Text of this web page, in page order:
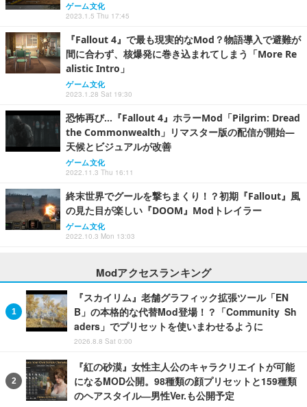
ゲーム文化
2023.1.5 Thu 17:45
『Fallout 4』で最も現実的なMod？物語導入で避難が
間に合わず、核爆発に巻き込まれてしまう「More Re
alistic Intro」
ゲーム文化
2023.1.28 Sat 19:30
恐怖再び…『Fallout 4』ホラーMod「Pilgrim: Dread
the Commonwealth」リマスター版の配信が開始―
天候とビジュアルが改善
ゲーム文化
2022.11.3 Thu 16:11
終末世界でグールを撃ちまくり！？初期『Fallout』風
の見た目が楽しい『DOOM』Modトレイラー
ゲーム文化
2022.10.3 Mon 13:03
Modアクセスランキング
『スカイリム』老舗グラフィック拡張ツール「EN
B」の本格的な代替Mod登場！？「Community Sh
aders」でプリセットを使いまわせるように
2026.8.8 Sat 0:00
『紅の砂漠』女性主人公のキャラクリエイトが可能
になるMOD公開。98種類の顔プリセットと159種類
のヘアスタイル―男性Ver.も公開予定